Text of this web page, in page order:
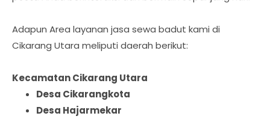
Adapun Area layanan jasa sewa badut kami di
Cikarang Utara meliputi daerah berikut:
Kecamatan Cikarang Utara
Desa Cikarangkota
Desa Hajarmekar